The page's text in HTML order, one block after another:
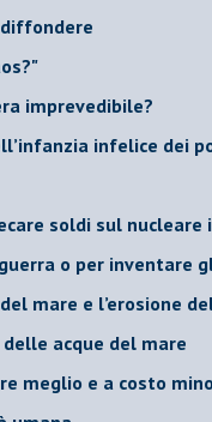
diffondere
imprevedibile?
infelice dei
soldi sul
o per inventare
mare e l’erosione
acque del mare
meglio e a costo